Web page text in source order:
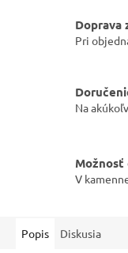
Doprava
Pri
Na
Možnosť
V
Popis Diskusia